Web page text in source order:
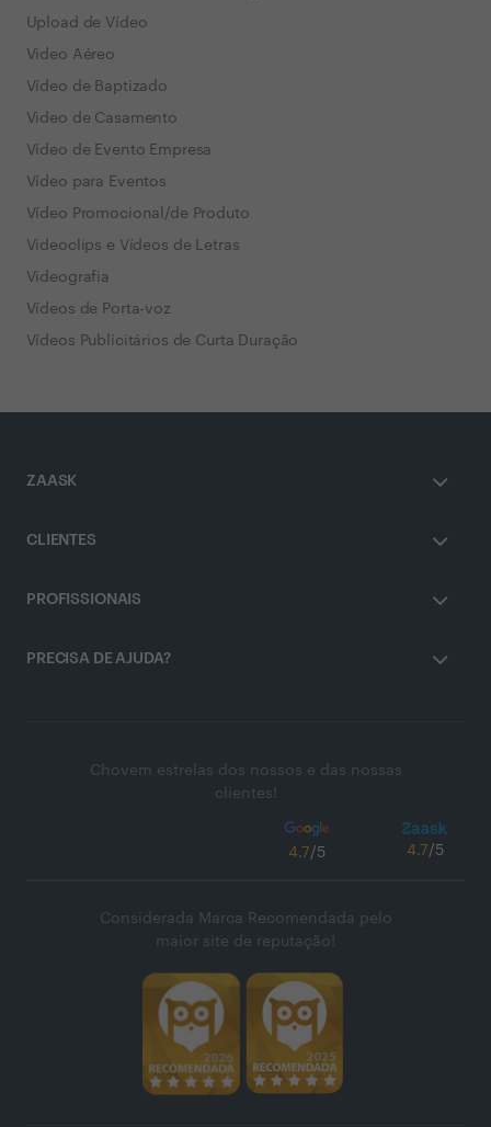
Upload de Vídeo
Video Aéreo
Vídeo de Baptizado
Video de Casamento
Vídeo de Evento Empresa
Vídeo para Eventos
Vídeo Promocional/de Produto
Videoclips e Vídeos de Letras
Videografia
Vídeos de Porta-voz
Vídeos Publicitários de Curta Duração
ZAASK
CLIENTES
PROFISSIONAIS
PRECISA DE AJUDA?
Chovem estrelas dos nossos e das nossas
clientes!
4.7/5 4.7/5
Considerada Marca Recomendada pelo
maior site de reputação!